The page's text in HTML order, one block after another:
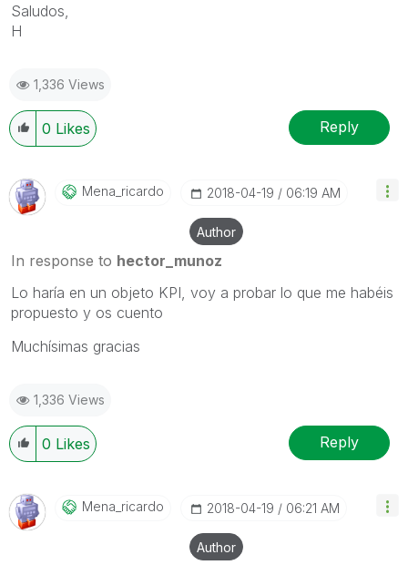
Saludos,
H
1,336 Views
0 Likes Reply
Mena_ricardo ‎2018-04-19 06:19 AM
Author
In response to hector_munoz
Lo haría en un objeto KPI, voy a probar lo que me habéis
propuesto y os cuento
Muchísimas gracias
1,336 Views
0 Likes Reply
Mena_ricardo ‎2018-04-19 06:21 AM
Author